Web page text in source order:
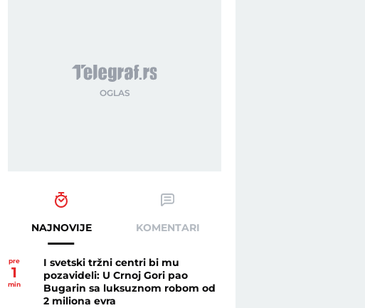
NAJNOVIJE KOMENTARI
pre
1
min
I svetski tržni centri bi mu
pozavideli: U Crnoj Gori pao
Bugarin sa luksuznom robom od
2 miliona evra